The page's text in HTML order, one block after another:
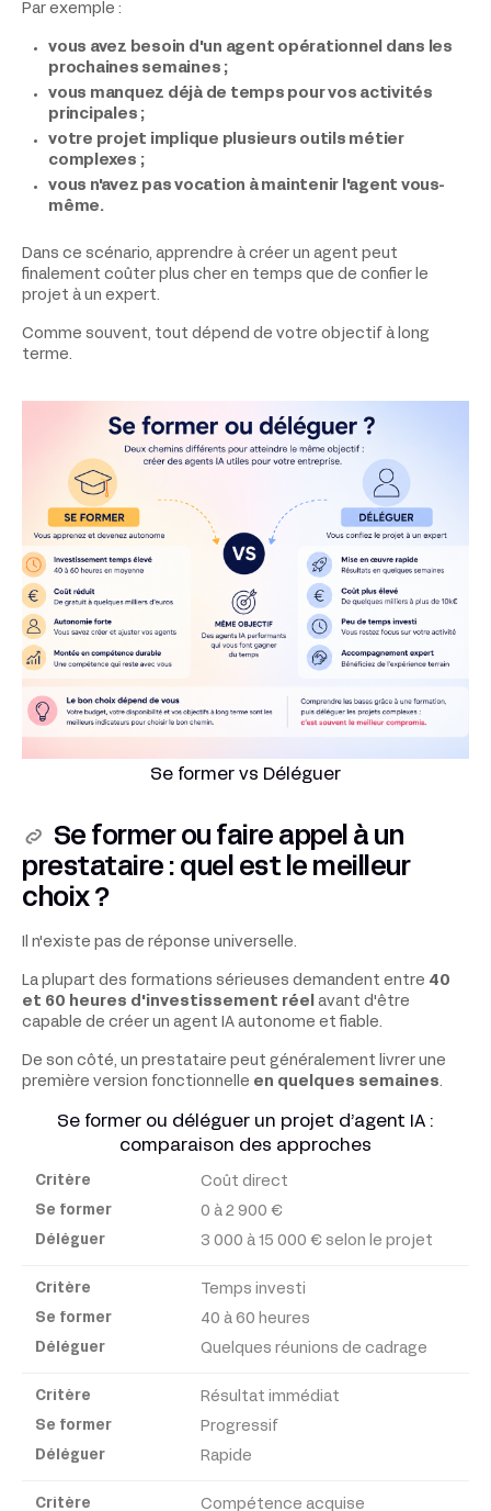
Par exemple :
vous avez besoin d'un agent opérationnel dans les
prochaines semaines ;
vous manquez déjà de temps pour vos activités
principales ;
votre projet implique plusieurs outils métier
complexes ;
vous n'avez pas vocation à maintenir l'agent vous-
même.
Dans ce scénario, apprendre à créer un agent peut
finalement coûter plus cher en temps que de confier le
projet à un expert.
Comme souvent, tout dépend de votre objectif à long
terme.
Se former vs Déléguer
Se former ou faire appel à un
prestataire : quel est le meilleur
choix ?
Il n'existe pas de réponse universelle.
La plupart des formations sérieuses demandent entre 40
et 60 heures d'investissement réel
avant d'être
capable de créer un agent IA autonome et fiable.
De son côté, un prestataire peut généralement livrer une
première version fonctionnelle en quelques semaines.
Se former ou déléguer un projet d’agent IA :
comparaison des approches
Critère Coût direct
0 à 2 900 €
3 000 à 15 000 € selon le projet
Temps investi
40 à 60 heures
Quelques réunions de cadrage
Résultat immédiat
Progressif
Rapide
Compétence acquise